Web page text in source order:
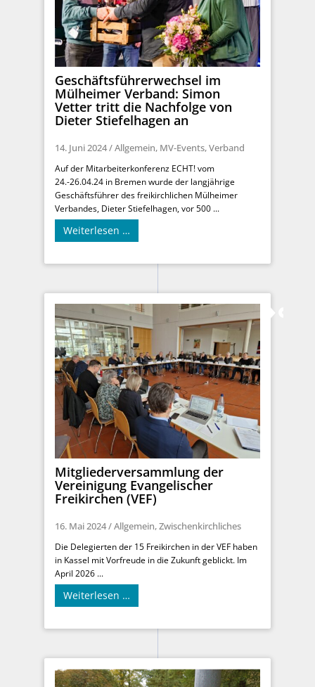
Geschäftsführerwechsel im
Mülheimer Verband: Simon
Vetter tritt die Nachfolge von
Dieter Stiefelhagen an
14. Juni 2024/Allgemein, MV-Events,Verband
Auf der Mitarbeiterkonferenz ECHT! vom
24.-26.04.24 in Bremen wurde der langjährige
Geschäftsführer des freikirchlichen Mülheimer
Verbandes, Dieter Stiefelhagen, vor 500 ...
Weiterlesen …
Mitgliederversammlung der
Vereinigung Evangelischer
Freikirchen (VEF)
16. Mai 2024/Allgemein,Zwischenkirchliches
Die Delegierten der 15 Freikirchen in der VEF haben
in Kassel mit Vorfreude in die Zukunft geblickt. Im
April 2026 ...
Weiterlesen …